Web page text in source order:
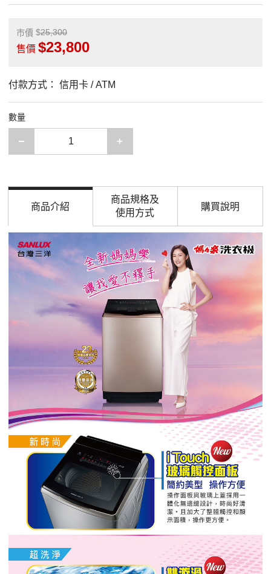
市價 25,300
售價 23,800
付款方式： 信用卡 / ATM
數量
減少一項
商品介紹
商品規格及
使用方式
購買說明